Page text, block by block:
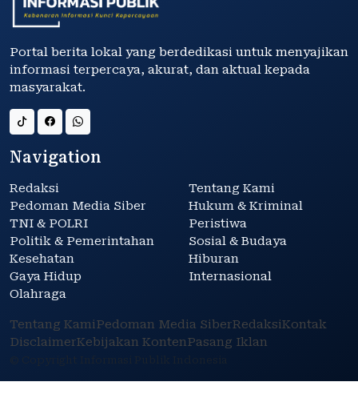
Portal berita lokal yang berdedikasi untuk menyajikan
informasi terpercaya, akurat, dan aktual kepada
masyarakat.
Navigation
Redaksi
Tentang Kami
Pedoman Media Siber
Hukum & Kriminal
TNI & POLRI
Peristiwa
Politik & Pemerintahan
Sosial & Budaya
Kesehatan
Hiburan
Gaya Hidup
Internasional
Olahraga
Tentang KamiPedoman Media SiberRedaksiKontak
DisclaimerKebijakan KontenPasang Iklan